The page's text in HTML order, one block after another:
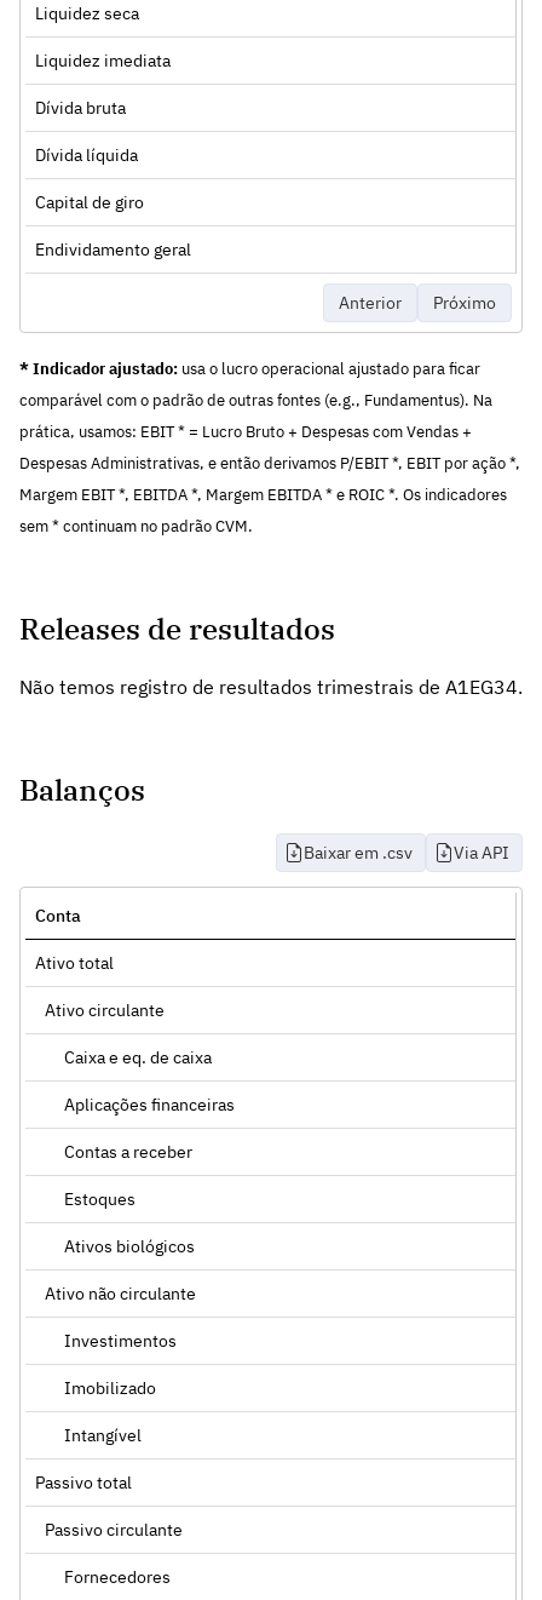
Liquidez seca
Liquidez imediata
Dívida bruta
Dívida líquida
Capital de giro
Endividamento geral
Anterior Próximo
* Indicador ajustado: usa o lucro operacional ajustado para ficar
comparável com o padrão de outras fontes (e.g., Fundamentus). Na
prática, usamos: EBIT * = Lucro Bruto + Despesas com Vendas +
Despesas Administrativas, e então derivamos P/EBIT *, EBIT por ação *,
Margem EBIT *, EBITDA *, Margem EBITDA * e ROIC *. Os indicadores
sem * continuam no padrão CVM.
Releases de resultados
Não temos registro de resultados trimestrais de A1EG34.
Balanços
Baixar em .csv Via API
Conta
Ativo total
Ativo circulante
Caixa e eq. de caixa
Aplicações financeiras
Contas a receber
Estoques
Ativos biológicos
Ativo não circulante
Investimentos
Imobilizado
Intangível
Passivo total
Passivo circulante
Fornecedores